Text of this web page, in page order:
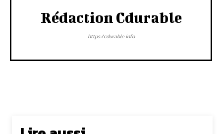
Rédaction Cdurable
https:/cdurable.info